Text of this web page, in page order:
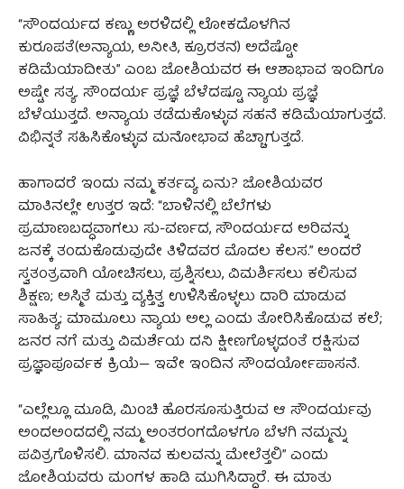
“ಸೌಂದರ್ಯದ ಕಣ್ಣು ಅರಳಿದಲ್ಲಿ ಲೋಕದೊಳಗಿನ
ಕುರೂಪತೆ(ಅನ್ಯಾಯ, ಅನೀತಿ, ಕ್ರೂರತನ) ಅದೆಷ್ಟೋ
ಕಡಿಮೆಯಾದೀತು” ಎಂಬ ಜೋಶಿಯವರ ಈ ಆಶಾಭಾವ ಇಂದಿಗೂ
ಅಷ್ಟೇ ಸತ್ಯ. ಸೌಂದರ್ಯ ಪ್ರಜ್ಞೆ ಬೆಳೆದಷ್ಟೂ ನ್ಯಾಯ ಪ್ರಜ್ಞೆ
ಬೆಳೆಯುತ್ತದೆ. ಅನ್ಯಾಯ ತಡೆದುಕೊಳ್ಳುವ ಸಹನೆ ಕಡಿಮೆಯಾಗುತ್ತದೆ.
ವಿಭಿನ್ನತೆ ಸಹಿಸಿಕೊಳ್ಳುವ ಮನೋಭಾವ ಹೆಚ್ಚಾಗುತ್ತದೆ.
ಹಾಗಾದರೆ ಇಂದು ನಮ್ಮ ಕರ್ತವ್ಯ ಏನು? ಜೋಶಿಯವರ
ಮಾತಿನಲ್ಲೇ ಉತ್ತರ ಇದೆ: “ಬಾಳಿನಲ್ಲಿ ಬೆಲೆಗಳು
ಪ್ರಮಾಣಬದ್ಧವಾಗಲು ಸು-ವರ್ಣದ, ಸೌಂದರ್ಯದ ಅರಿವನ್ನು
ಜನಕ್ಕೆ ತಂದುಕೊಡುವುದೇ ತಿಳಿದವರ ಮೊದಲ ಕೆಲಸ.” ಅಂದರೆ
ಸ್ವತಂತ್ರವಾಗಿ ಯೋಚಿಸಲು, ಪ್ರಶ್ನಿಸಲು, ವಿಮರ್ಶಿಸಲು ಕಲಿಸುವ
ಶಿಕ್ಷಣ; ಅಸ್ಮಿತೆ ಮತ್ತು ವ್ಯಕ್ತಿತ್ವ ಉಳಿಸಿಕೊಳ್ಳಲು ದಾರಿ ಮಾಡುವ
ಸಾಹಿತ್ಯ; ಮಾಮೂಲು ನ್ಯಾಯ ಅಲ್ಲ ಎಂದು ತೋರಿಸಿಕೊಡುವ ಕಲೆ;
ಜನರ ನಗೆ ಮತ್ತು ವಿಮರ್ಶೆಯ ದನಿ ಕ್ಷೀಣಗೊಳ್ಳದಂತೆ ರಕ್ಷಿಸುವ
ಪ್ರಜ್ಞಾಪೂರ್ವಕ ಕ್ರಿಯೆ— ಇವೇ ಇಂದಿನ ಸೌಂದರ್ಯೋಪಾಸನೆ.
“ಎಲ್ಲೆಲ್ಲೂ ಮೂಡಿ, ಮಿಂಚಿ ಹೊರಸೂಸುತ್ತಿರುವ ಆ ಸೌಂದರ್ಯವು
ಅಂದಅಂದದಲ್ಲಿ ನಮ್ಮ ಅಂತರಂಗದೊಳಗೂ ಬೆಳಗಿ ನಮ್ಮನ್ನು
ಪವಿತ್ರಗೊಳಿಸಲಿ. ಮಾನವ ಕುಲವನ್ನು ಮೇಲೆತ್ತಲಿ” ಎಂದು
ಜೋಶಿಯವರು ಮಂಗಳ ಹಾಡಿ ಮುಗಿಸಿದ್ದಾರೆ. ಈ ಮಾತು